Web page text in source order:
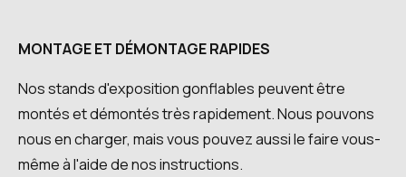
MONTAGE ET DÉMONTAGE RAPIDES
Nos stands d'exposition gonflables peuvent être
montés et démontés très rapidement. Nous pouvons
nous en charger, mais vous pouvez aussi le faire vous-
même à l'aide de nos instructions.